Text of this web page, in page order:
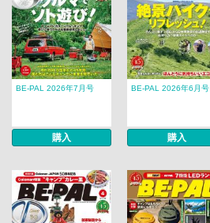
BE-PAL 2026年7月号
購入
BE-PAL 2026年6月号
購入